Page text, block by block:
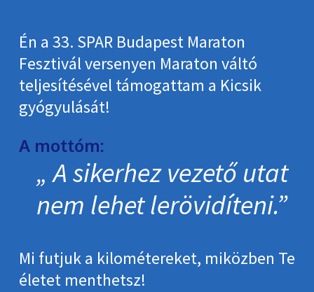
Én a 33. SPAR Budapest Maraton
Fesztivál versenyen Maraton váltó
teljesítésével támogattam a Kicsik
gyógyulását!
A mottóm:
A sikerhez vezető utat
nem lehet lerövidíteni.
Mi futjuk a kilométereket, miközben Te
életet menthetsz!